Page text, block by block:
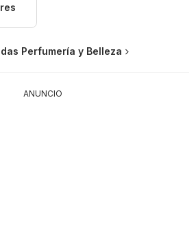
Perfumería y Belleza
ANUNCIO